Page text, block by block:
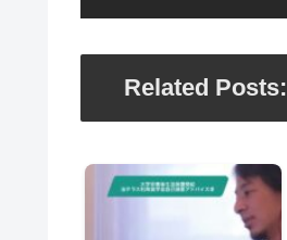
Related Posts: